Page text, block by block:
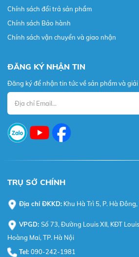
Chính sách đổi trả sản phẩm
Chính sách Bảo hành
Chính sách vận chuyển và giao nhận
ĐĂNG KÝ NHẬN TIN
Đăng ký để nhận tin tức về sản phẩm và
TRỤ SỞ CHÍNH
Địa chỉ ĐKKD: Khu Hà Trì 5, P. Hà
VPGD: Số 73, Đường Louis XII, KĐT
Hoàng Mai, TP. Hà Nội
Tel: 090-242-1981